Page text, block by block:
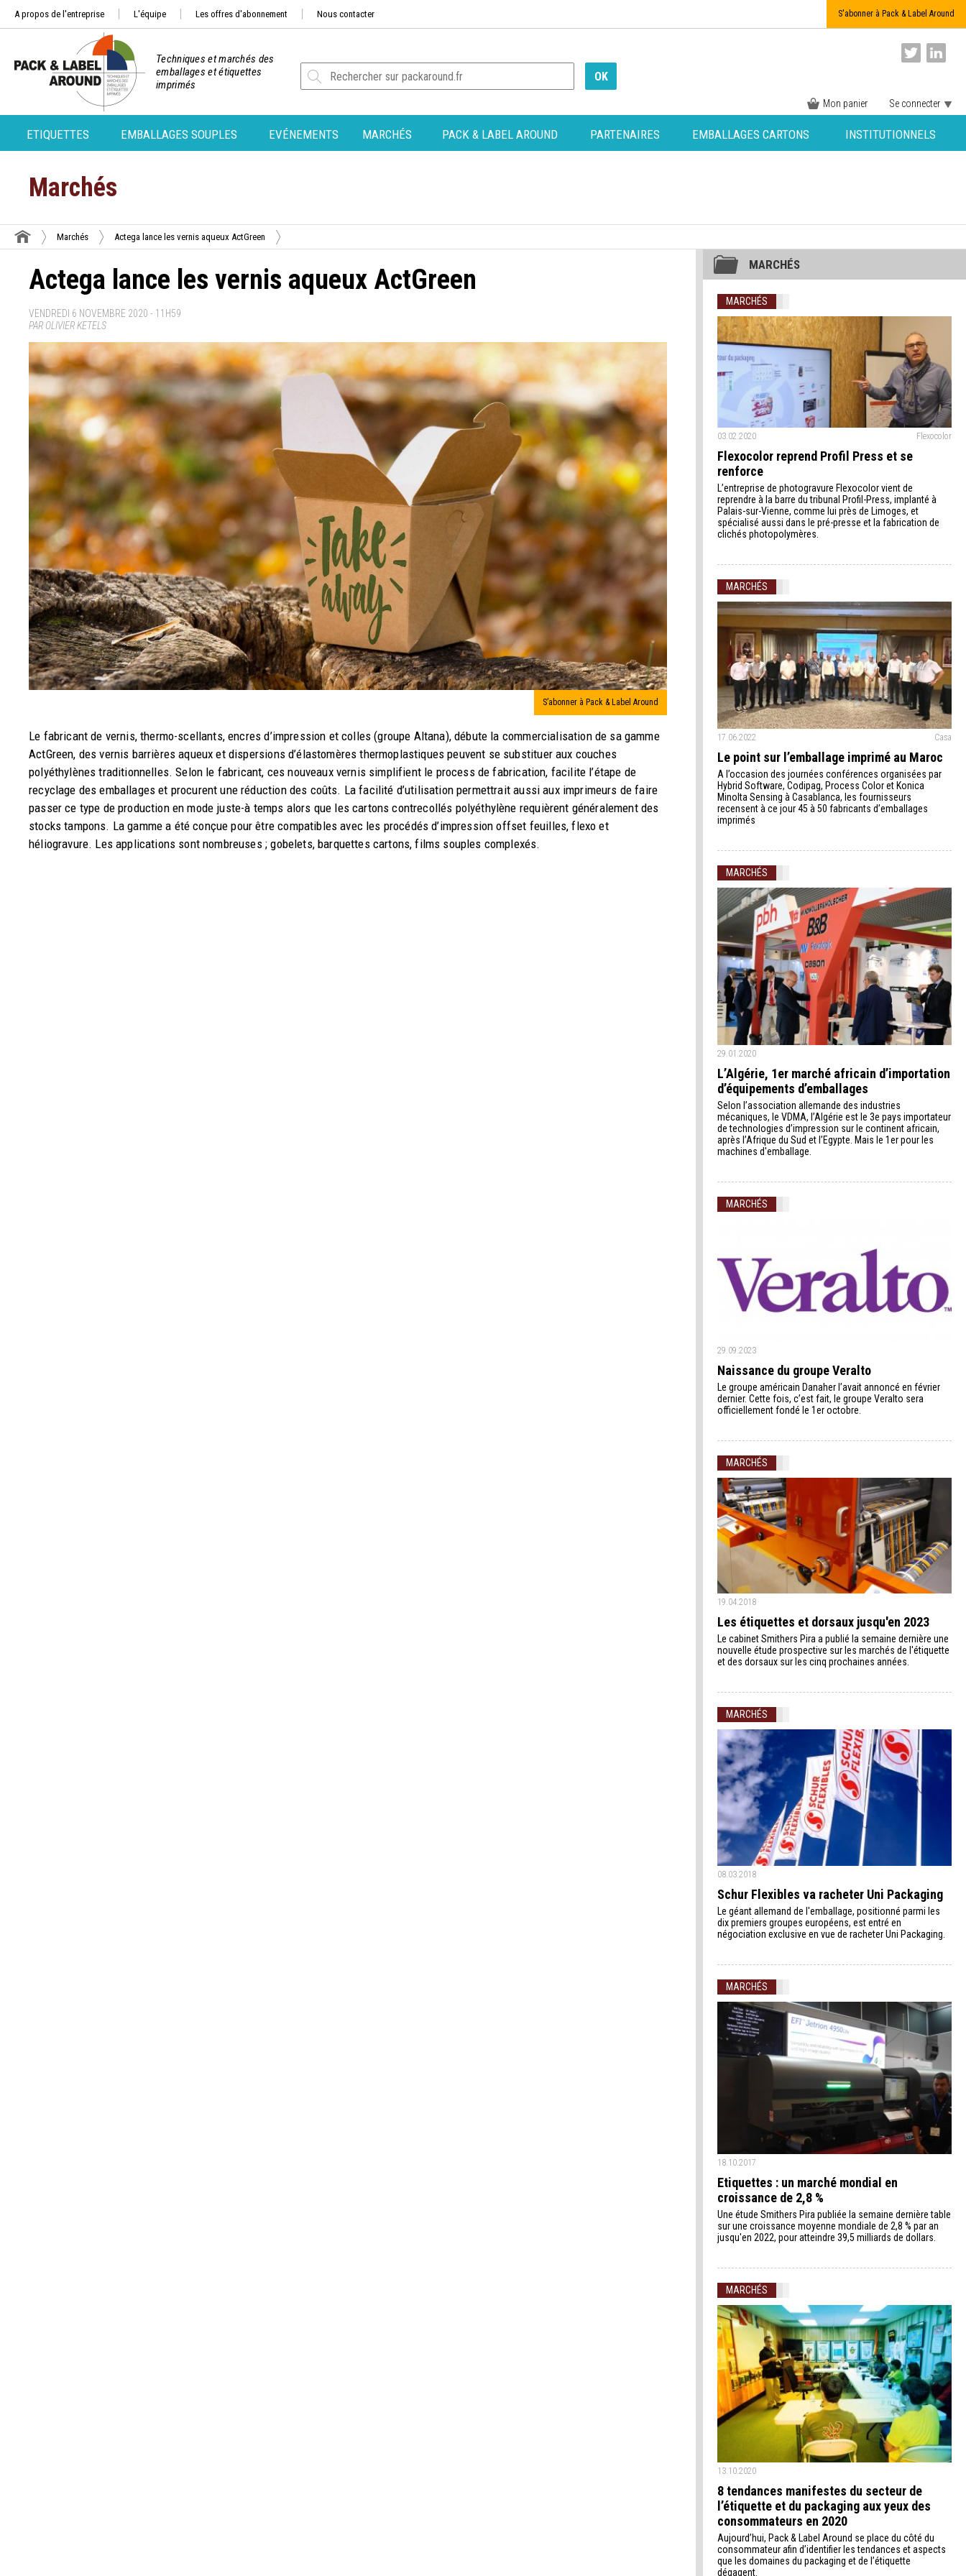
A propos de l'entreprise L'équipe Les offres d'abonnement Nous contacter S'abonner à Pack & Label Around
Techniques et marchés des
emballages et étiquettes
imprimés
Mon panier Se connecter
ETIQUETTES EMBALLAGES SOUPLES EVÉNEMENTS MARCHÉS PACK & LABEL AROUND PARTENAIRES EMBALLAGES CARTONS INSTITUTIONNELS
Marchés
Marchés Actega lance les vernis aqueux ActGreen
Actega lance les vernis aqueux ActGreen
VENDREDI 6 NOVEMBRE 2020 - 11H59
PAR OLIVIER KETELS
S’abonner à Pack & Label Around
Le fabricant de vernis, thermo-scellants, encres d’impression et colles (groupe Altana), débute la commercialisation de sa gamme
ActGreen, des vernis barrières aqueux et dispersions d’élastomères thermoplastiques peuvent se substituer aux couches
polyéthylènes traditionnelles. Selon le fabricant, ces nouveaux vernis simplifient le process de fabrication, facilite l’étape de
recyclage des emballages et procurent une réduction des coûts. La facilité d’utilisation permettrait aussi aux imprimeurs de faire
passer ce type de production en mode juste-à temps alors que les cartons contrecollés polyéthylène requièrent généralement des
stocks tampons. La gamme a été conçue pour être compatibles avec les procédés d’impression offset feuilles, flexo et
héliogravure. Les applications sont nombreuses ; gobelets, barquettes cartons, films souples complexés.
MARCHÉS
MARCHÉS
03.02.2020 Flexocolor
Flexocolor reprend Profil Press et se
renforce
L’entreprise de photogravure Flexocolor vient de
reprendre à la barre du tribunal Profil-Press, implanté à
Palais-sur-Vienne, comme lui près de Limoges, et
spécialisé aussi dans le pré-presse et la fabrication de
clichés photopolymères.
MARCHÉS
17.06.2022 Casa
Le point sur l’emballage imprimé au Maroc
A l’occasion des journées conférences organisées par
Hybrid Software, Codipag, Process Color et Konica
Minolta Sensing à Casablanca, les fournisseurs
recensent à ce jour 45 à 50 fabricants d’emballages
imprimés
MARCHÉS
29.01.2020
L’Algérie, 1er marché africain d’importation
d’équipements d’emballages
Selon l’association allemande des industries
mécaniques, le VDMA, l’Algérie est le 3e pays importateur
de technologies d’impression sur le continent africain,
après l’Afrique du Sud et l’Egypte. Mais le 1er pour les
machines d'emballage.
MARCHÉS
29.09.2023
Naissance du groupe Veralto
Le groupe américain Danaher l’avait annoncé en février
dernier. Cette fois, c’est fait, le groupe Veralto sera
officiellement fondé le 1er octobre.
MARCHÉS
19.04.2018
Les étiquettes et dorsaux jusqu'en 2023
Le cabinet Smithers Pira a publié la semaine dernière une
nouvelle étude prospective sur les marchés de l'étiquette
et des dorsaux sur les cinq prochaines années.
MARCHÉS
08.03.2018
Schur Flexibles va racheter Uni Packaging
Le géant allemand de l'emballage, positionné parmi les
dix premiers groupes européens, est entré en
négociation exclusive en vue de racheter Uni Packaging.
MARCHÉS
18.10.2017
Etiquettes : un marché mondial en
croissance de 2,8 %
Une étude Smithers Pira publiée la semaine dernière table
sur une croissance moyenne mondiale de 2,8 % par an
jusqu'en 2022, pour atteindre 39,5 milliards de dollars.
MARCHÉS
13.10.2020
8 tendances manifestes du secteur de
l’étiquette et du packaging aux yeux des
consommateurs en 2020
Aujourd’hui, Pack & Label Around se place du côté du
consommateur afin d’identifier les tendances et aspects
que les domaines du packaging et de l’étiquette
dégagent.